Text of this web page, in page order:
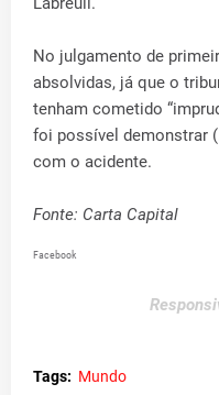
No julgamento de
absolvidas, já que o
tenham cometido
foi possível demonstrar
com o acidente.
Fonte: Carta Capital
Facebook
Tags: Mundo